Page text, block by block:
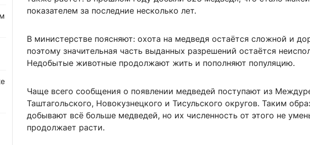
показателем за последние несколько лет.
В министерстве поясняют: охота на медведя остаётся сложной и
поэтому значительная часть выданных разрешений остаётся
Недобытые животные продолжают жить и пополняют популяцию.
Чаще всего сообщения о появлении медведей поступают из
Таштагольского, Новокузнецкого и Тисульского округов. Таким
добывают всё больше медведей, но их численность от этого не
продолжает расти.